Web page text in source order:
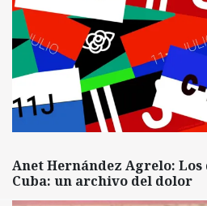
Anet Hernández Agrelo: Los
Cuba: un archivo del dolor